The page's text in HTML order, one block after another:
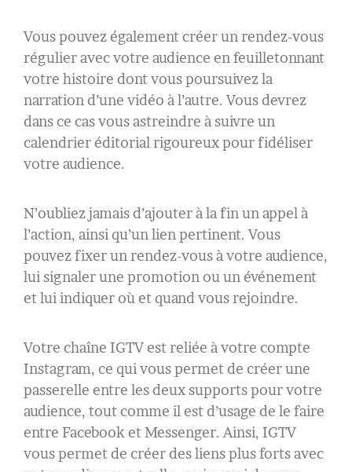
Vous pouvez également créer un rendez-vous
régulier avec votre audience en feuilletonnant
votre histoire dont vous poursuivez la
narration d’une vidéo à l’autre. Vous devrez
dans ce cas vous astreindre à suivre un
calendrier éditorial rigoureux pour fidéliser
votre audience.
N’oubliez jamais d’ajouter à la fin un appel à
l’action, ainsi qu’un lien pertinent. Vous
pouvez fixer un rendez-vous à votre audience,
lui signaler une promotion ou un événement
et lui indiquer où et quand vous rejoindre.
Votre chaîne IGTV est reliée à votre compte
Instagram, ce qui vous permet de créer une
passerelle entre les deux supports pour votre
audience, tout comme il est d’usage de le faire
entre Facebook et Messenger. Ainsi, IGTV
vous permet de créer des liens plus forts avec